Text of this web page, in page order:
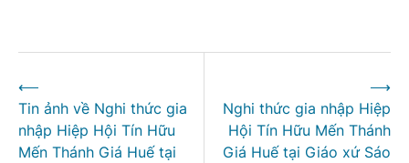
hướng
bài
viết
⟵
Tin ảnh về Nghi thức gia
nhập Hiệp Hội Tín Hữu
Mến Thánh Giá Huế tại
Nghi thức gia nhập Hiệp
Hội Tín Hữu Mến Thánh
Giá Huế tại Giáo xứ Sáo
⟶